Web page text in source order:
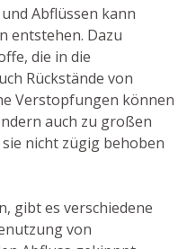
Abflüssen kann
entstehen. Dazu
die in die
Rückstände von
Verstopfungen können
auch zu großen
nicht zügig behoben
gibt es verschiedene
von